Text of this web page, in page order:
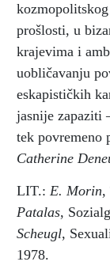
prošlosti, u
krajevima i
uobličavanju
eskapističkih
jasnije zapaziti
tek povremeno
Catherine
LIT.: E. Morin,
Patalas,
Scheugl,
1978.